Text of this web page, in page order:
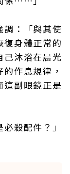
調：「與其使
復身體正常的
己沐浴在晨光
作息規律，
這副眼鏡正是
殺配件？」